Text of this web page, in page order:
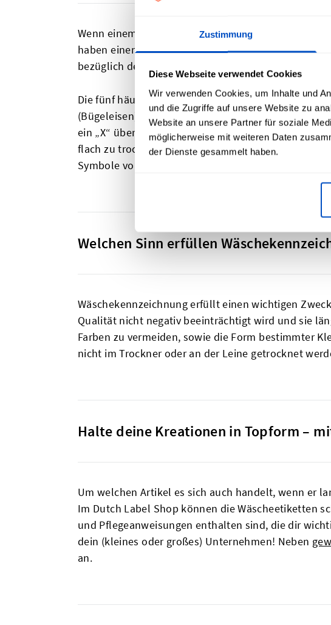
Zustimmung
Diese Webseite verwendet Cookies
Wir verwenden Cookies, um Inhalte und
und die Zugriffe auf unsere Website zu
Website an unsere Partner für soziale
möglicherweise mit weiteren Daten
der Dienste gesammelt haben.
Wenn einem die Symbole auf Wäschelabels und
haben einen ausführlichen Leitfaden zu allen
bezüglich den Symbolen und Anweisungen haben
Die fünf häufigsten Symbole sind: Waschen (mit
(Bügeleisen) und chemische Reinigung (Kreis).
ein „X“ über einem Dreieck „nicht bleichen“
flach zu trocknen. Viele Waschetikettensymbole
Symbole vorzubeugen.
Welchen Sinn erfüllen
Wäschekennzeichnung erfüllt einen wichtigen
Qualität nicht negativ beeinträchtigt wird und sie
Farben zu vermeiden, sowie die Form bestimmter
nicht im Trockner oder an der Leine getrocknet
Halte deine Kreationen in Topform –
Um welchen Artikel es sich auch handelt, wenn er
Im Dutch Label Shop können die Wäscheetiketten
und Pflegeanweisungen enthalten sind, die dir
dein (kleines oder großes) Unternehmen! Neben
an.